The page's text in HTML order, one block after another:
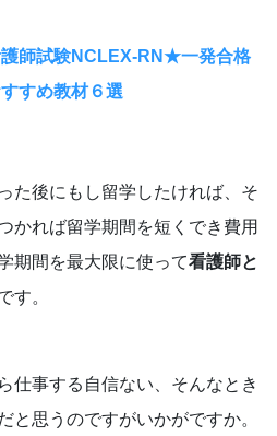
護師試験NCLEX-RN★一発合格
すめ教材６選
た後にもし留学したければ、そ
かれば留学期間を短くでき費用
期間を最大限に使って看護師と
す。
仕事する自信ない、そんなとき
と思うのですがいかがですか。